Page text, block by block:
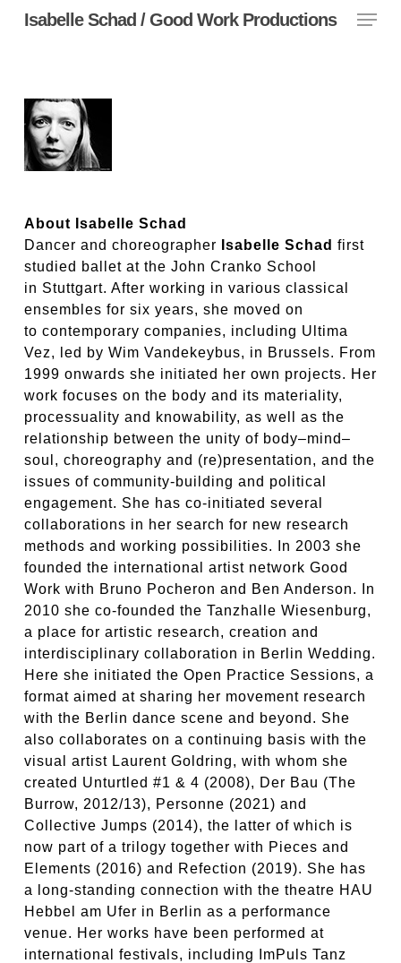
Isabelle Schad / Good Work Productions Menu
About Isabelle Schad
Dancer and choreographer
Isabelle Schad first
studied ballet at the John Cranko School
in Stuttgart. After working in various classical
ensembles for six years, she moved on
to contemporary companies, including Ultima
Vez, led by Wim Vandekeybus, in Brussels. From
1999 onwards she initiated her own projects. Her
work focuses on the body and its materiality,
processuality and knowability, as well as the
relationship between the unity of body–mind–
soul, choreography and (re)presentation, and the
issues of community-building and political
engagement. She has co-initiated several
collaborations in her search for new research
methods and working possibilities. In 2003 she
founded the international artist network Good
Work with Bruno Pocheron and Ben Anderson. In
2010 she co-founded the Tanzhalle Wiesenburg,
a place for artistic research, creation and
interdisciplinary collaboration in Berlin Wedding.
Here she initiated the Open Practice Sessions, a
format aimed at sharing her movement research
with the Berlin dance scene and beyond. She
also collaborates on a continuing basis with the
visual artist Laurent Goldring, with whom she
created Unturtled #1 & 4 (2008), Der Bau (The
Burrow, 2012/13), Personne (2021) and
Collective Jumps (2014), the latter of which is
now part of a trilogy together with Pieces and
Elements (2016) and Refection (2019). She has
a long-standing connection with the theatre HAU
Hebbel am Ufer in Berlin as a performance
venue. Her works have been performed at
international festivals, including ImPuls Tanz